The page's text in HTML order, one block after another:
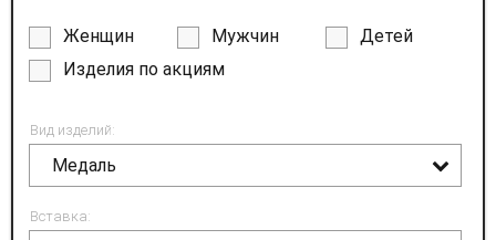
Женщин Мужчин
Детей
Изделия по акциям
Вид изделий:
Медаль
Вставка: